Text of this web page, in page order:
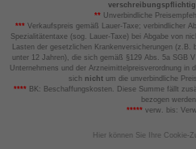
** Unverbindliche
*** Verkaufspreis gemäß Lauer-Taxe; verbindlicher
Spezialitätentaxe (sog. Lauer-Taxe) bei Abgabe von
Lasten der gesetzlichen Krankenversicherungen
unter 12 Jahren), die sich gemäß §129 Abs. 5a SGB
Unternehmens und der Arzneimittelpreisverordnung in
sich nicht um die unverbindliche
****BK: Beschaffungskosten. Diese Summe fällt
bezogen
*****verw. bis:
Hier können Sie Ihre Cookie-